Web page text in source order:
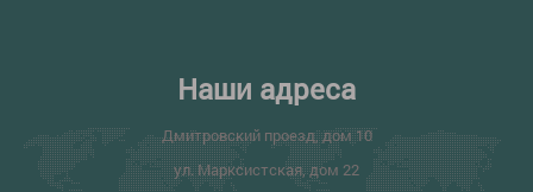
Наши адреса
Дмитровский проезд, дом 10
ул. Марксистская, дом 22